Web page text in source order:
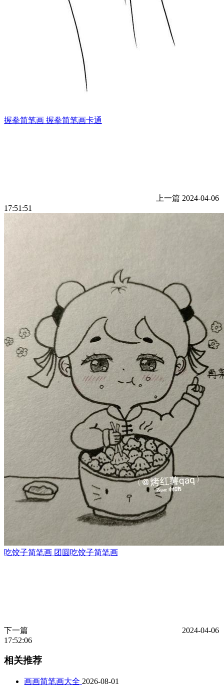
握拳简笔画 握拳简笔画卡通
上一篇 2024-04-06
17:51:51
吃饺子简笔画 团圆吃饺子简笔画
下一篇
2024-04-06
17:52:06
相关推荐
画画简笔画大全 2026-08-01